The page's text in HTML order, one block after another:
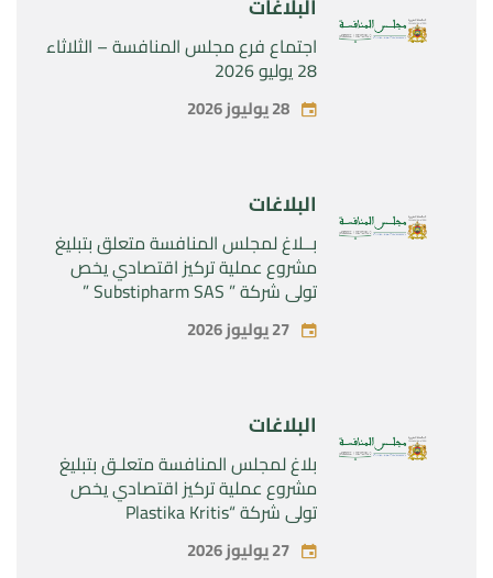
اجتماع فرع مجلس المنافسة – الثلاثاء
28 يوليو 2026
28 يوليوز 2026
البلاغات
بــلاغ لمجلس المنافسة متعلق بتبليغ
مشروع عملية تركيز اقتصادي يخص
تولي شركة ” Substipharm SAS ”
المراقبة الحصرية للأصول والحقوق
المتعلقة بالمنتجين الصيدلانيين”
27 يوليوز 2026
البلاغات
بلاغ لمجلس المنافسة متعلـق بتبليغ
مشروع عملية تركيز اقتصادي يخص
تولي شركة “Plastika Kritis
SA”المراقبة الحصرية لشركة
“Naturplas Industrial SARL” 27 يوليوز 2026